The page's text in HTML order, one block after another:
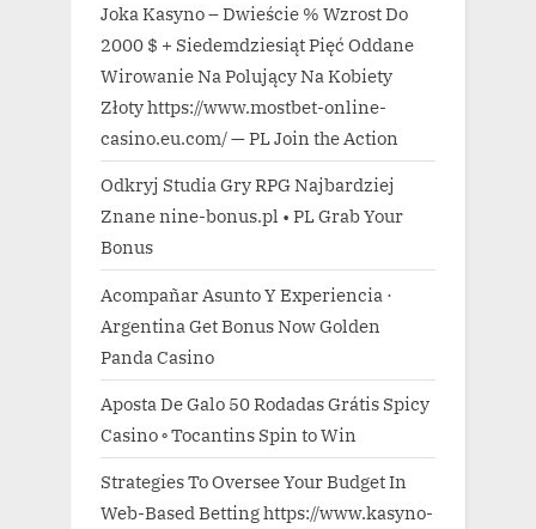
Joka Kasyno – Dwieście % Wzrost Do
2000 $ + Siedemdziesiąt Pięć Oddane
Wirowanie Na Polujący Na Kobiety
Złoty https://www.mostbet-online-
casino.eu.com/ — PL Join the Action
Odkryj Studia Gry RPG Najbardziej
Znane nine-bonus.pl • PL Grab Your
Bonus
Acompañar Asunto Y Experiencia ·
Argentina Get Bonus Now Golden
Panda Casino
Aposta De Galo 50 Rodadas Grátis Spicy
Casino ◦ Tocantins Spin to Win
Strategies To Oversee Your Budget In
Web-Based Betting https://www.kasyno-